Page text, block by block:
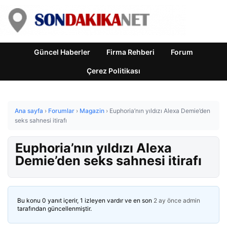
Güncel Haberler Firma Rehberi Forum
Çerez Politikası
Ana sayfa › Forumlar › Magazin › Euphoria’nın yıldızı Alexa Demie’den
seks sahnesi itirafı
Euphoria’nın yıldızı Alexa
Demie’den seks sahnesi itirafı
Bu konu 0 yanıt içerir, 1 izleyen vardır ve en son 2 ay önce admin
tarafından güncellenmiştir.